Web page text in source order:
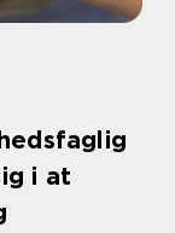
i at